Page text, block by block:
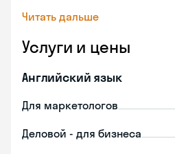
Читать дальше
Услуги и цены
Английский язык
Для маркетологов
Деловой - для бизнеса